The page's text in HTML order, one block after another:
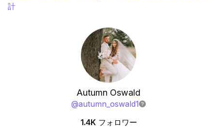
計
Autumn Oswald
@autumn_oswald1
1.4K フォロワー